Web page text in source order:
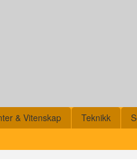
& Vitenskap Teknikk